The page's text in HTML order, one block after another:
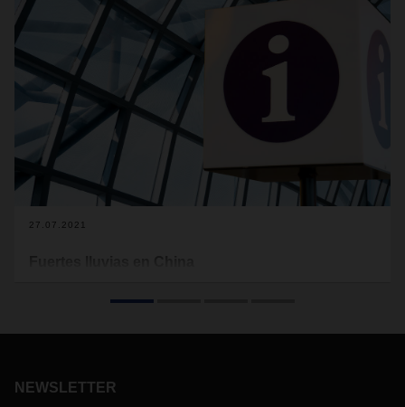
27.07.2021
de DACHSER Rail Services.
NEWSLETTER